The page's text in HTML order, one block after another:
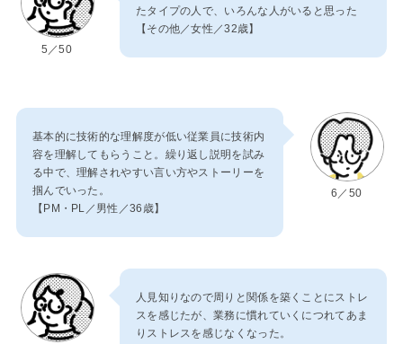
5／50
たタイプの人で、いろんな人がいると思った
【その他／女性／32歳】
基本的に技術的な理解度が低い従業員に技術内
容を理解してもらうこと。繰り返し説明を試み
る中で、理解されやすい言い方やストーリーを
掴んでいった。
【PM・PL／男性／36歳】
6／50
人見知りなので周りと関係を築くことにストレ
スを感じたが、業務に慣れていくにつれてあま
りストレスを感じなくなった。